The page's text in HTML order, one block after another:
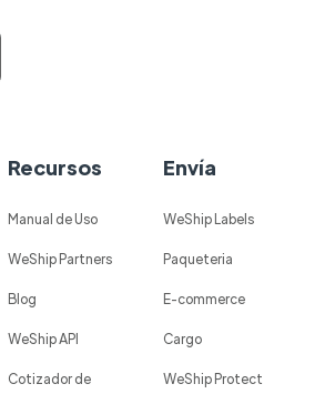
Recursos
Manual de Uso
WeShip Partners
Blog
WeShip API
Cotizador de
Envía
WeShip Labels
Paqueteria
E-commerce
Cargo
WeShip Protect